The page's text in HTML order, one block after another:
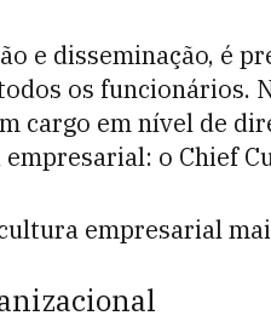
e disseminação, é
os funcionários.
cargo em nível de
o Chief
empresarial